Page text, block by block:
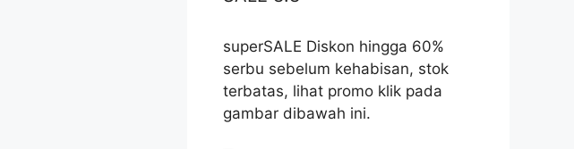
superSALE Diskon hingga 60%
serbu sebelum kehabisan, stok
terbatas, lihat promo klik pada
gambar dibawah ini.